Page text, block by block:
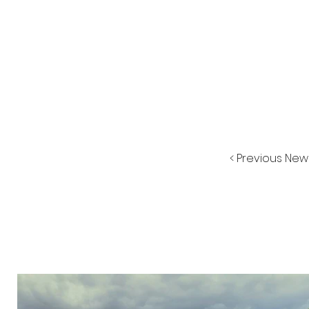
< Previous